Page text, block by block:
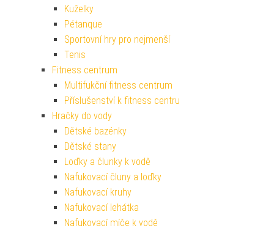
Kuželky
Pétanque
Sportovní hry pro nejmenší
Tenis
Fitness centrum
Multifukční fitness centrum
Příslušenství k fitness centru
Hračky do vody
Dětské bazénky
Dětské stany
Loďky a člunky k vodě
Nafukovací čluny a loďky
Nafukovací kruhy
Nafukovací lehátka
Nafukovací míče k vodě